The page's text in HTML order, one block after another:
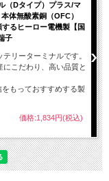
（Dタイプ）プラス/マ
体無酸素銅（OFC）
るヒーロー電機製【国
子
リーターミナルです。
こだわり、高い品質と
もっておすすめする製
価格:1,834円(税込)